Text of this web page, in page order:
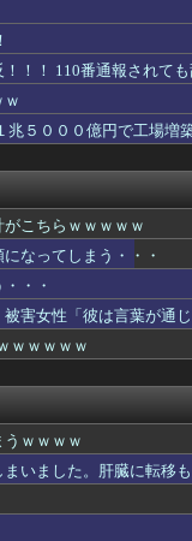
チャガチャされ、...
ッフルパフ(特殊...
300万で結婚...
たことが判明・...
マンガ...
Pic...
毎日。やっとの...
まう・・・・・・
だがこの女、ヤバ...
ｗｗｗｗｗｗｗｗ...
！！ 110番通報されて
ｗ
兆５０００億円で工場増
こちらｗｗｗｗｗ
なってしまう・・・
・・
害女性「彼は言葉が通じ
ｗｗｗｗｗ
うｗｗｗｗ
いました。肝臓に転移